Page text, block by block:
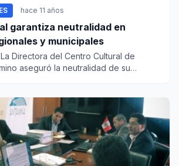
hace 11 años
garantiza neutralidad en
y municipales
Directora del Centro Cultural de
aseguró la neutralidad de su